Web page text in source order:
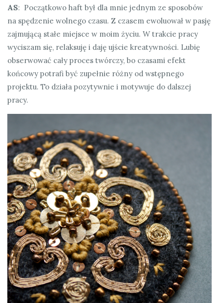
AS: Początkowo haft był dla mnie jednym ze sposobów
na spędzenie wolnego czasu. Z czasem ewoluował w pasję
zajmującą stałe miejsce w moim życiu. W trakcie pracy
wyciszam się, relaksuję i daję ujście kreatywności. Lubię
obserwować cały proces twórczy, bo czasami efekt
końcowy potrafi być zupełnie różny od wstępnego
projektu. To działa pozytywnie i motywuje do dalszej
pracy.